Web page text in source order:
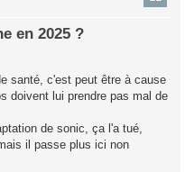
en 2025 ?
santé, c'est peut être à cause
doivent lui prendre pas mal de
de sonic, ça l'a tué,
il passe plus ici non